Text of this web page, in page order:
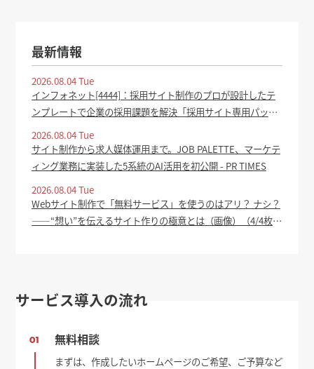
最新情報
2026.08.04 Tue
インフォネット[4444]：採用サイト制作のプロが設計したテ
ンプレートで企業の採用課題を解決「採用サイト専用パッケ
DIGITAL - 日本経済新聞
2026.08.04 Tue
サイト制作から求人媒体運用まで。JOB PALETTE、マーケテ
ィング業務に実装した5系統のAI活用を初公開 - PR TIMES
2026.08.04 Tue
Webサイト制作で「無料サービス」を使うのはアリ？ ナシ？
――“想い”を伝えるサイト作りの極意とは（画像）（4/4枚
サービス導入の流れ
01 無料相談
まずは、作成したいホームページのご希望、ご予算など